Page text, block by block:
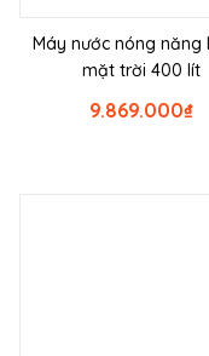
Máy nước nóng năng
mặt trời 400 lít
₫
9.869.000